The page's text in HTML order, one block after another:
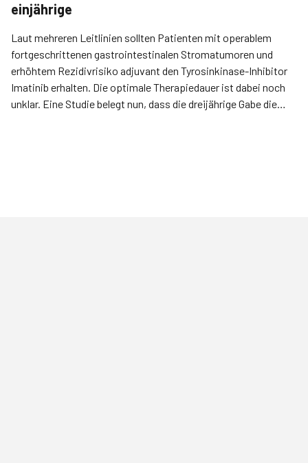
einjährige
Laut mehreren Leitlinien sollten Patienten mit operablem
fortgeschrittenen gastrointestinalen Stromatumoren und
erhöhtem Rezidivrisiko adjuvant den Tyrosinkinase-Inhibitor
Imatinib erhalten. Die optimale Therapiedauer ist dabei noch
unklar. Eine Studie belegt nun, dass die dreijährige Gabe die